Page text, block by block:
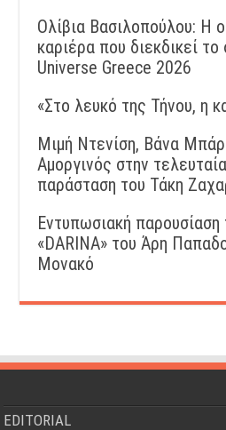
Ολίβια Βασιλοπούλου: Η
καριέρα που διεκδικεί
Universe Greece 2026
«Στο λευκό της Τήνου, η
Μιμή Ντενίση, Βάνα
Αμοργινός στην
παράσταση του Τάκη
Εντυπωσιακή παρουσίαση
«DARINA» του Άρη
Μονακό
EDITORIAL